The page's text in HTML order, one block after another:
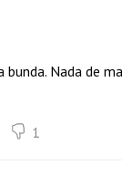
bunda. Nada de
1